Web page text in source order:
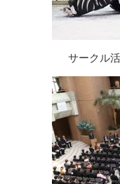
サークル